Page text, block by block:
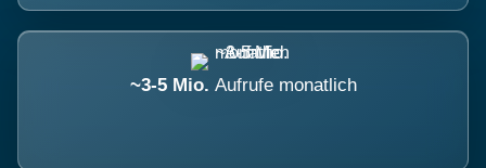
~3-5 Mio. Aufrufe monatlich